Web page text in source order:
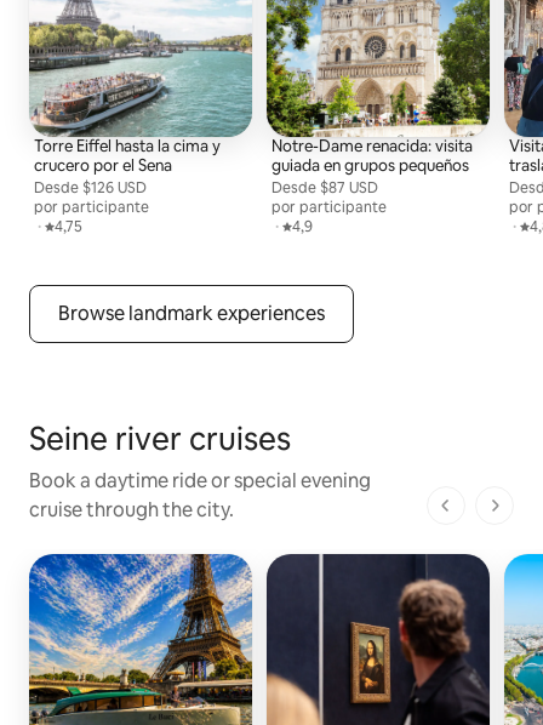
Torre Eiffel hasta la cima y
crucero por el Sena
Desde $126 USD
por participante
Desde $126 USD por persona
·Calificación promedio: 4,75 de 5
4,75
Notre-Dame renacida: visita
guiada en grupos pequeños
Desde $87 USD
por participante
Desde $87 USD por persona
·Calificación promedio: 4,9 de 5
4,9
por
·
Browse landmark experiences
Seine river cruises
Book a daytime ride or special evening
cruise through the city.
1 de 1